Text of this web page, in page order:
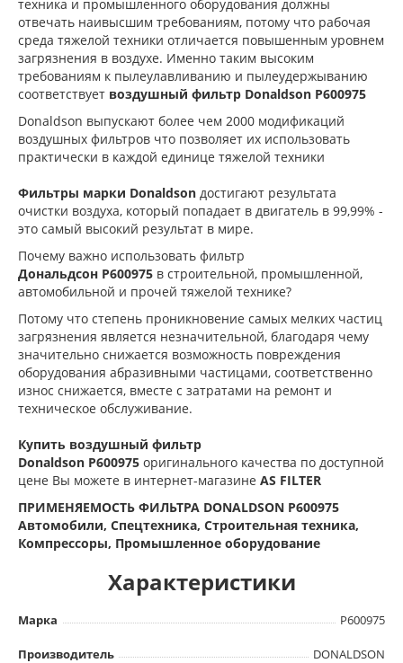
техника и промышленного оборудования должны
отвечать наивысшим требованиям, потому что рабочая
среда тяжелой техники отличается повышенным уровнем
загрязнения в воздухе. Именно таким высоким
требованиям к пылеулавливанию и пылеудержыванию
соответствует воздушный фильтр Donaldson P600975
Donaldson выпускают более чем 2000 модификаций
воздушных фильтров что позволяет их использовать
практически в каждой единице тяжелой техники
Фильтры марки Donaldson достигают результата
очистки воздуха, который попадает в двигатель в 99,99% -
это самый высокий результат в мире.
Почему важно использовать фильтр
Дональдсон P600975 в строительной, промышленной,
автомобильной и прочей тяжелой технике?
Потому что степень проникновение самых мелких частиц
загрязнения является незначительной, благодаря чему
значительно снижается возможность повреждения
оборудования абразивными частицами, соответственно
износ снижается, вместе с затратами на ремонт и
техническое обслуживание.
Купить воздушный фильтр
Donaldson P600975 оригинального качества по доступной
цене Вы можете в интернет-магазине AS FILTER
ПРИМЕНЯЕМОСТЬ ФИЛЬТРА DONALDSON P600975
Автомобили, Спецтехника, Строительная техника,
Компрессоры, Промышленное оборудование
Характеристики
Марка P600975
Производитель DONALDSON